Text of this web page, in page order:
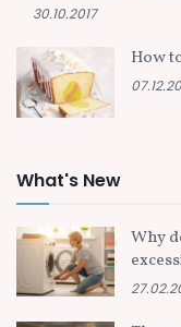
30.10.2017
How
What's New
Why